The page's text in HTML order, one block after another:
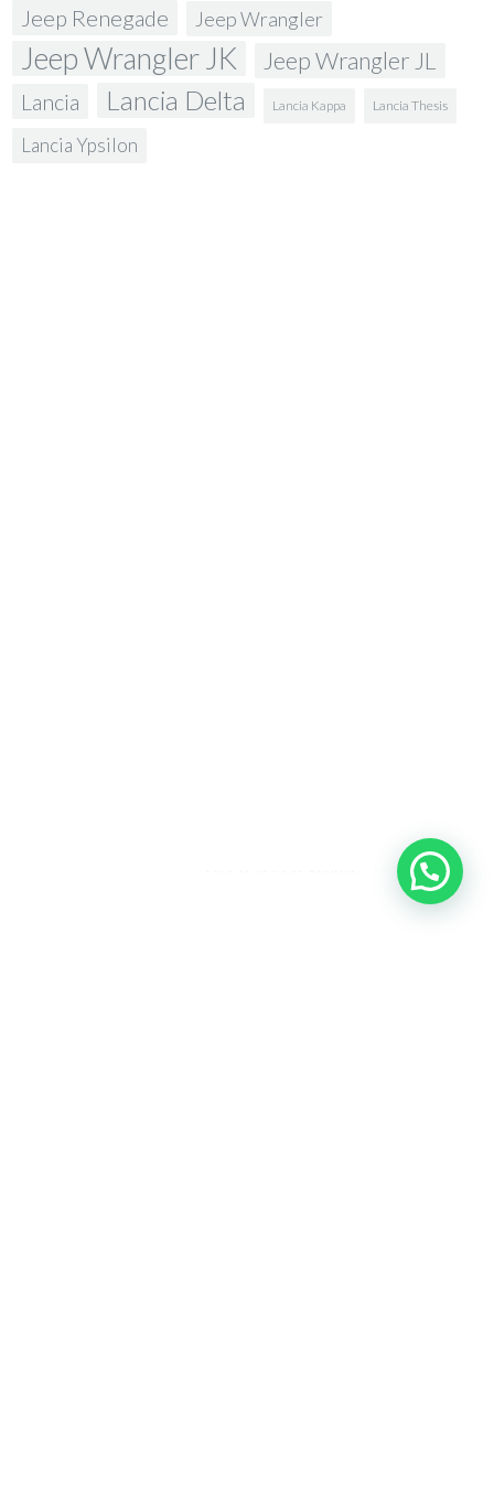
Jeep Renegade Jeep Wrangler
Jeep Wrangler JK Jeep Wrangler JL
Lancia Lancia Delta Lancia Kappa Lancia Thesis
Lancia Ypsilon